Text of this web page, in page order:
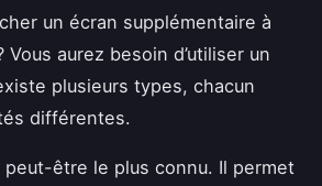
un écran supplémentaire à
aurez besoin d’utiliser un
plusieurs types, chacun
différentes.
être le plus connu. Il permet